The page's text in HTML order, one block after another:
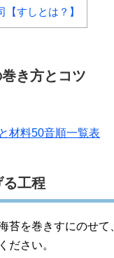
【すしとは？】
き方とコツ
材料50音順一覧表
る工程
苔を巻きすにのせ
ださい。